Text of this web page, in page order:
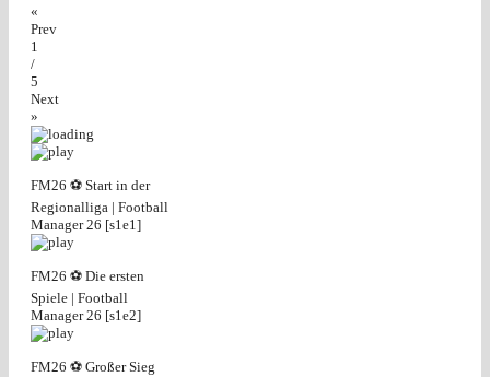
«
Prev
1
/
5
Next
»
FM26 ⚽ Start in der
Regionalliga | Football
Manager 26 [s1e1]
FM26 ⚽ Die ersten
Spiele | Football
Manager 26 [s1e2]
FM26 ⚽ Großer Sieg